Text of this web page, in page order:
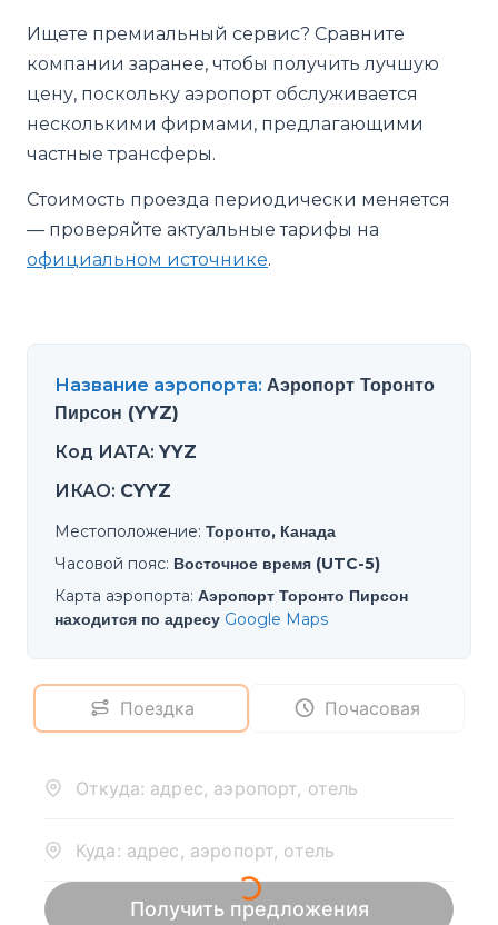
Ищете премиальный сервис? Сравните
компании заранее, чтобы получить лучшую
цену, поскольку аэропорт обслуживается
несколькими фирмами, предлагающими
частные трансферы.
Стоимость проезда периодически меняется
— проверяйте актуальные тарифы на
официальном источнике.
Название аэропорта: Аэропорт Торонто
Пирсон (YYZ)
Код ИАТА: YYZ
ИКАО: CYYZ
Местоположение: Торонто, Канада
Часовой пояс: Восточное время (UTC-5)
Карта аэропорта: Аэропорт Торонто Пирсон
находится по адресу Google Maps